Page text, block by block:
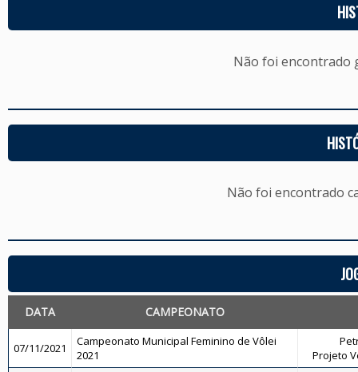
Não foi encontrado
Não foi encontrado
DATA CAMPEONATO
07/11/2021
Campeonato Municipal Feminino de Vôlei
2021
Projeto